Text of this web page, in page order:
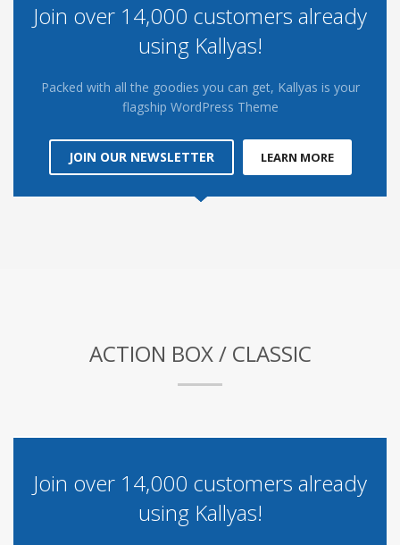
Join over 14,000 customers already
using Kallyas!
Packed with all the goodies you can get, Kallyas is your
flagship WordPress Theme
JOIN OUR NEWSLETTER LEARN MORE
ACTION BOX / CLASSIC
Join over 14,000 customers already
using Kallyas!